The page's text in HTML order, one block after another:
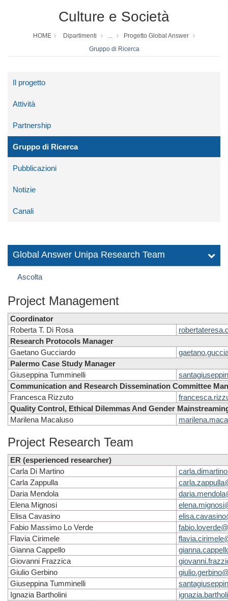
Culture e Società
HOME Dipartimenti ...
Progetto Global Answer
Gruppo di Ricerca
Il progetto
Attività
Partnership
Gruppo di Ricerca
Pubblicazioni
Notizie
Canali
Global Answer Unipa Research Team
Ascolta
Project Management
Coordinator
Roberta T. Di Rosa
Research Protocols Manager
Gaetano Gucciardo
Palermo Case Study Manager
Giuseppina Tumminelli
Communication and Research Dissemination Committee
Francesca Rizzuto
Quality Control, Ethical Dilemmas And Gender
Marilena Macaluso
Project Research Team
ER (esperienced researcher)
Carla Di Martino
Carla Zappulla
Daria Mendola
Elena Mignosi
Elisa Cavasino
Fabio Massimo Lo Verde
Flavia Cirimele
Gianna Cappello
Giovanni Frazzica
Giulio Gerbino
Giuseppina Tumminelli
Ignazia Bartholini